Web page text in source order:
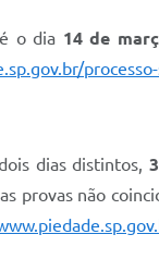
o dia 14 de
dias distintos,
provas não